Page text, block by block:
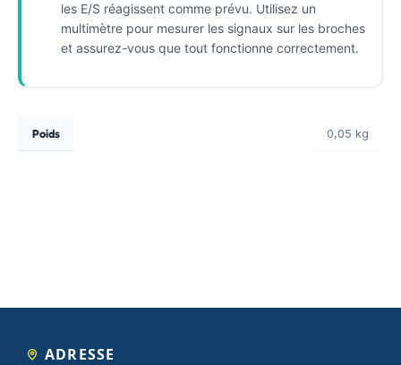
les E/S réagissent comme prévu. Utilisez un
multimètre pour mesurer les signaux sur les broches
et assurez-vous que tout fonctionne correctement.
Poids 0,05 kg
ADRESSE